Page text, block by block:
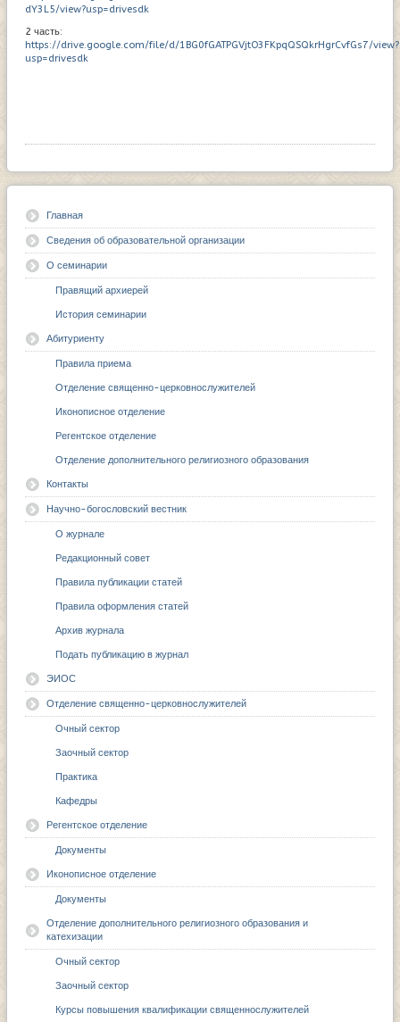
dY3L5/view?usp=drivesdk
2 часть:
https://drive.google.com/file/d/1BG0fGATPGVjtO3FKpqQSQkrHgrCvfGs7/view?
usp=drivesdk
Главная
Сведения об образовательной организации
О семинарии
Правящий архиерей
История семинарии
Абитуриенту
Правила приема
Отделение священно-церковнослужителей
Иконописное отделение
Регентское отделение
Отделение дополнительного религиозного образования
Контакты
Научно-богословский вестник
О журнале
Редакционный совет
Правила публикации статей
Правила оформления статей
Архив журнала
Подать публикацию в журнал
ЭИОС
Отделение священно-церковнослужителей
Очный сектор
Заочный сектор
Практика
Кафедры
Регентское отделение
Документы
Иконописное отделение
Документы
Отделение дополнительного религиозного образования и
катехизации
Очный сектор
Заочный сектор
Курсы повышения квалификации священнослужителей